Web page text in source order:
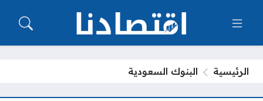
الرئيسية البنوك السعودية